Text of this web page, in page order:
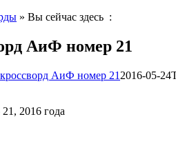
» Вы сейчас здесь :
АиФ номер 21
АиФ номер 21 2016-05-
2016 года